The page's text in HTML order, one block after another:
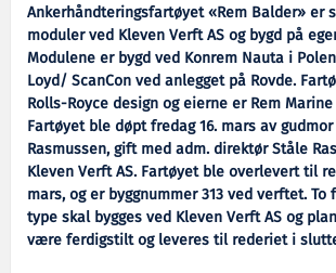
Ankerhåndteringsfartøyet «Rem Balder» er
moduler ved Kleven Verft AS og bygd på
Modulene er bygd ved Konrem Nauta i
Loyd/ ScanCon ved anlegget på Rovde.
Rolls-Royce design og eierne er Rem Marine
Fartøyet ble døpt fredag 16. mars av
Rasmussen, gift med adm. direktør Ståle
Kleven Verft AS. Fartøyet ble overlevert til
mars, og er byggnummer 313 ved verftet.
type skal bygges ved Kleven Verft AS og
være ferdigstilt og leveres til rederiet i